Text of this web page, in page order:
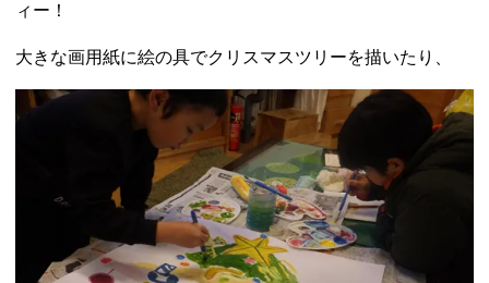
ィー！
大きな画用紙に絵の具でクリスマスツリーを描いたり、